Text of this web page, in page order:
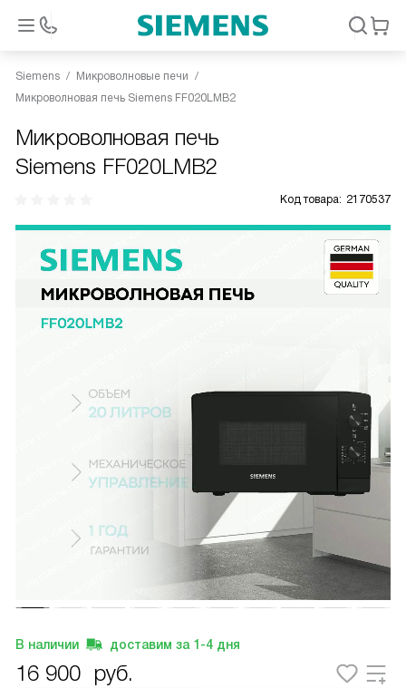
Siemens
Микроволновые печи
Микроволновая печь Siemens FF020LMB2
Микроволновая печь
Siemens FF020LMB2
Код товара: 2170537
В наличии доставим за 1-4 дня
16 900 руб.